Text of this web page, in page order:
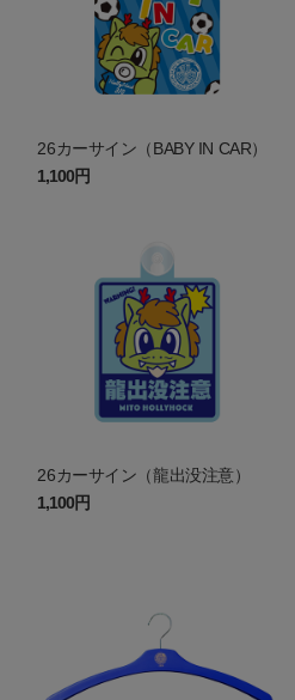
26カーサイン（BABY IN CAR）
1,100円
26カーサイン（龍出没注意）
1,100円